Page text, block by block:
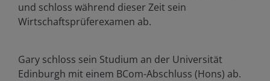
und schloss während dieser Zeit sein
Wirtschaftsprüferexamen ab.
Gary schloss sein Studium an der Universität
Edinburgh mit einem BCom-Abschluss (Hons) ab.